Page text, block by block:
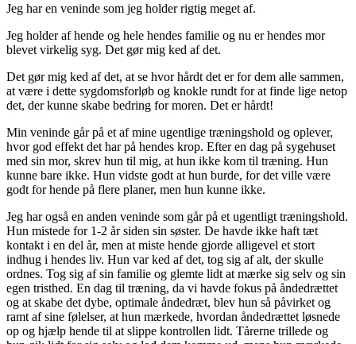
Jeg har en veninde som jeg holder rigtig meget af.
Jeg holder af hende og hele hendes familie og nu er hendes mor
blevet virkelig syg. Det gør mig ked af det.
Det gør mig ked af det, at se hvor hårdt det er for dem alle sammen,
at være i dette sygdomsforløb og knokle rundt for at finde lige netop
det, der kunne skabe bedring for moren. Det er hårdt!
Min veninde går på et af mine ugentlige træningshold og oplever,
hvor god effekt det har på hendes krop. Efter en dag på sygehuset
med sin mor, skrev hun til mig, at hun ikke kom til træning. Hun
kunne bare ikke. Hun vidste godt at hun burde, for det ville være
godt for hende på flere planer, men hun kunne ikke.
Jeg har også en anden veninde som går på et ugentligt træningshold.
Hun mistede for 1-2 år siden sin søster. De havde ikke haft tæt
kontakt i en del år, men at miste hende gjorde alligevel et stort
indhug i hendes liv. Hun var ked af det, tog sig af alt, der skulle
ordnes. Tog sig af sin familie og glemte lidt at mærke sig selv og sin
egen tristhed. En dag til træning, da vi havde fokus på åndedrættet
og at skabe det dybe, optimale åndedræt, blev hun så påvirket og
ramt af sine følelser, at hun mærkede, hvordan åndedrættet løsnede
op og hjælp hende til at slippe kontrollen lidt. Tårerne trillede og